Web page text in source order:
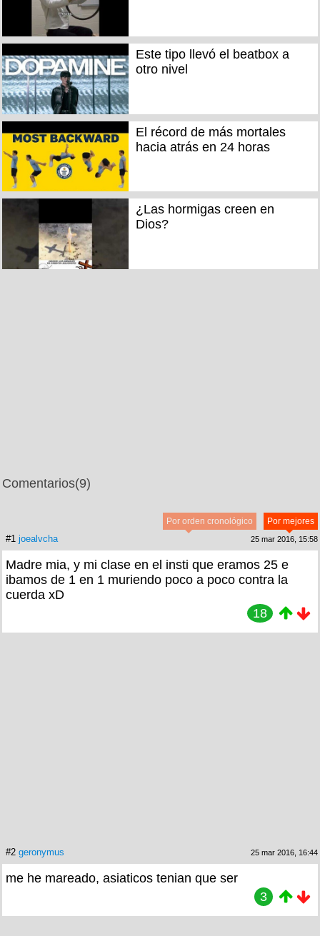
Este tipo llevó el beatbox a
otro nivel
El récord de más mortales
hacia atrás en 24 horas
¿Las hormigas creen en
Dios?
Comentarios(9)
Por mejores
Por orden cronológico
#1 joealvcha 25 mar 2016, 15:58
Madre mia, y mi clase en el insti que eramos 25 e
ibamos de 1 en 1 muriendo poco a poco contra la
cuerda xD
18
#2 geronymus 25 mar 2016, 16:44
me he mareado, asiaticos tenian que ser
3